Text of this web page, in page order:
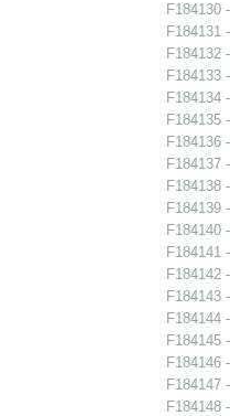
F184130
F184131
F184132
F184133
F184134
F184135
F184136
F184137
F184138
F184139
F184140
F184141
F184142
F184143
F184144
F184145
F184146
F184147
F184148